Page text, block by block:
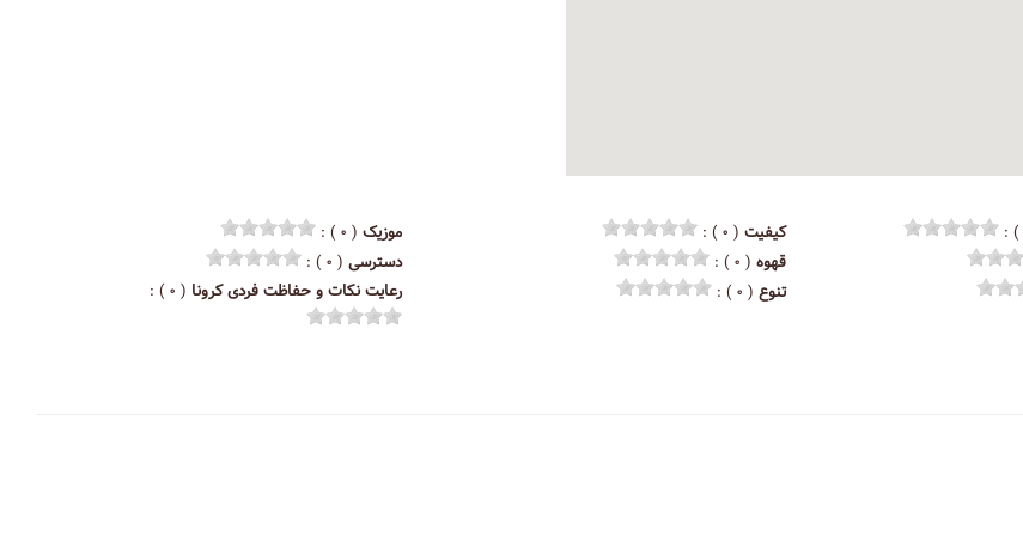
کیفیت ( ۰ ) : موزیک ( ۰ ) :
قهوه ( ۰ ) : دسترسی ( ۰ ) :
تنوع ( ۰ ) : رعایت نکات و حفاظت فردی کرونا ( ۰ ) :